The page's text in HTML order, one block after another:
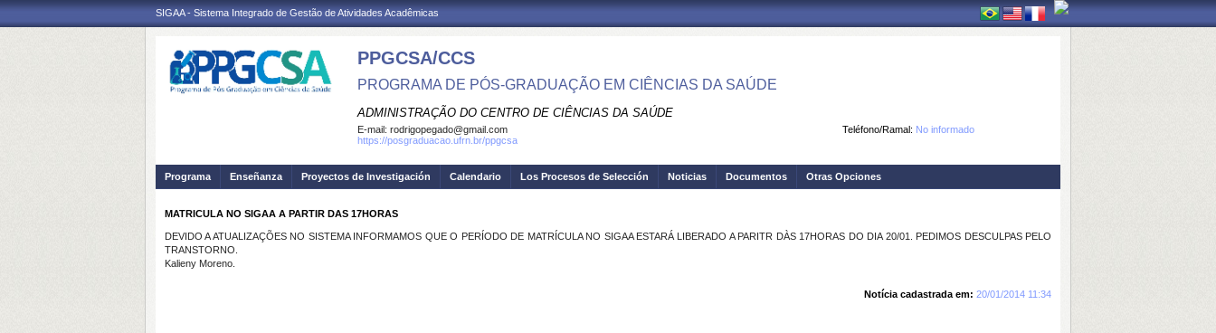
SIGAA - Sistema Integrado de Gestão de Atividades Acadêmicas
PPGCSA/CCS
PROGRAMA DE PÓS-GRADUAÇÃO EM CIÊNCIAS DA SAÚDE
ADMINISTRAÇÃO DO CENTRO DE CIÊNCIAS DA SAÚDE
Teléfono/Ramal: No informado
E-mail: rodrigopegado@gmail.com
https://posgraduacao.ufrn.br/ppgcsa
Programa Enseñanza Proyectos de Investigación Calendario Los Procesos de Selección Noticias Documentos Otras Opciones
MATRICULA NO SIGAA A PARTIR DAS 17HORAS
DEVIDO A ATUALIZAÇÕES NO SISTEMA INFORMAMOS QUE O PERÍODO DE MATRÍCULA NO SIGAA ESTARÁ LIBERADO A PARITR DÀS 17HORAS DO DIA 20/01. PEDIMOS DESCULPAS PELO
TRANSTORNO.
Kalieny Moreno.
Notícia cadastrada em: 20/01/2014 11:34